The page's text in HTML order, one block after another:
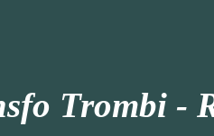
Trombi -